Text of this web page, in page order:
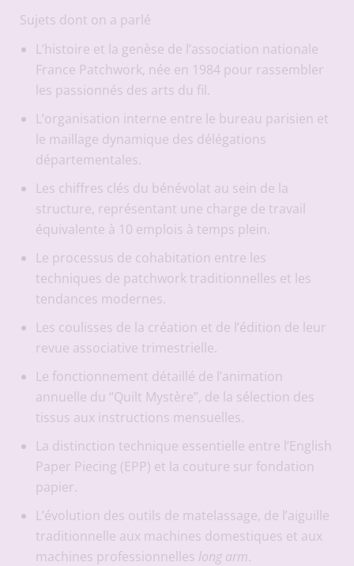
Sujets dont on a parlé
L’histoire et la genèse de l’association nationale
France Patchwork, née en 1984 pour rassembler
les passionnés des arts du fil.
L’organisation interne entre le bureau parisien et
le maillage dynamique des délégations
départementales.
Les chiffres clés du bénévolat au sein de la
structure, représentant une charge de travail
équivalente à 10 emplois à temps plein.
Le processus de cohabitation entre les
techniques de patchwork traditionnelles et les
tendances modernes.
Les coulisses de la création et de l’édition de leur
revue associative trimestrielle.
Le fonctionnement détaillé de l’animation
annuelle du “Quilt Mystère”, de la sélection des
tissus aux instructions mensuelles.
La distinction technique essentielle entre l’English
Paper Piecing (EPP) et la couture sur fondation
papier.
L’évolution des outils de matelassage, de l’aiguille
traditionnelle aux machines domestiques et aux
machines professionnelles long arm.